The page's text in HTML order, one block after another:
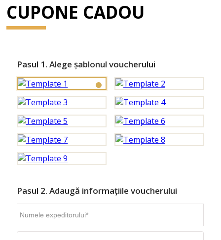
CUPONE CADOU
Pasul 1. Alege șablonul voucherului
Pasul 2. Adaugă informațiile voucherului